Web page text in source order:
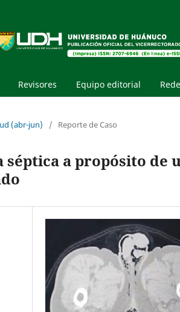
Revisores Equipo editorial
(abr-jun) / Reporte de Caso
a propósito de